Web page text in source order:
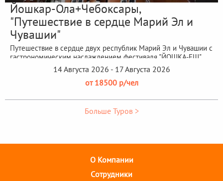
Йошкар-Ола+Чебоксары,
"Путешествие в сердце Марий Эл и
Чувашии"
Путешествие в сердце двух республик Марий Эл и Чувашии с
гастрономическим наслаждением фестиваля "ЙОШКА-ЕШ"
14 Августа 2026 - 17 Августа 2026
от 18500 р/чел
Больше Туров >
О Компании
Cотрудники